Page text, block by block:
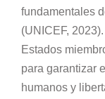
fundamentales
(UNICEF,
Estados
para garantizar
humanos y